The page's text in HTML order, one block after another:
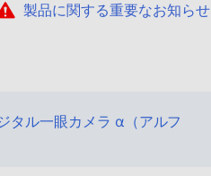
製品に関する重要なお知らせ
タル一眼カメラ α（アルフ